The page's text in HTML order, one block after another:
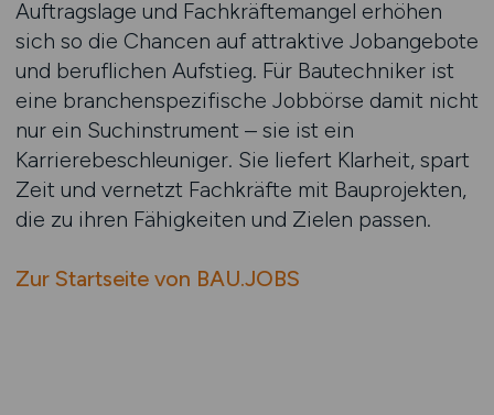
Auftragslage und Fachkräftemangel erhöhen
sich so die Chancen auf attraktive Jobangebote
und beruflichen Aufstieg. Für Bautechniker ist
eine branchenspezifische Jobbörse damit nicht
nur ein Suchinstrument – sie ist ein
Karrierebeschleuniger. Sie liefert Klarheit, spart
Zeit und vernetzt Fachkräfte mit Bauprojekten,
die zu ihren Fähigkeiten und Zielen passen.
Zur Startseite von BAU.JOBS